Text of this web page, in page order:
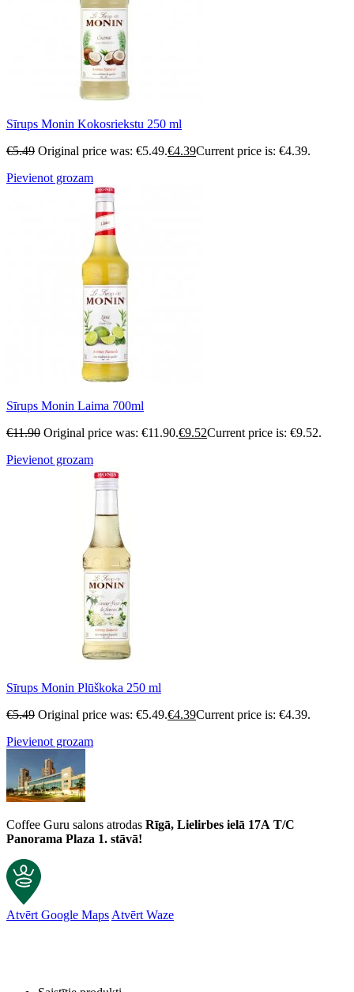
Sīrups Monin Kokosriekstu 250 ml
€5.49 Original price was: €5.49.€4.39Current price is: €4.39.
Pievienot grozam
Sīrups Monin Laima 700ml
€11.90 Original price was: €11.90.€9.52Current price is: €9.52.
Pievienot grozam
Sīrups Monin Plūškoka 250 ml
€5.49 Original price was: €5.49.€4.39Current price is: €4.39.
Pievienot grozam
Coffee Guru salons atrodas Rīgā, Lielirbes ielā 17A T/C
Panorama Plaza 1. stāvā!
Atvērt Google Maps Atvērt Waze